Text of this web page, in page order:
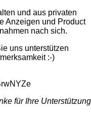
und aus privaten
Anzeigen und Product
nach sich.
uns unterstützen
:-)
für Ihre Unterstützung